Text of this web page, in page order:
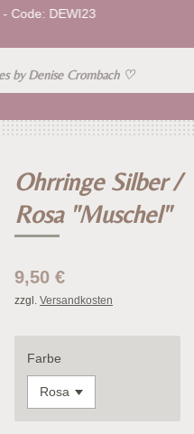
by Denise Crombach ♡
Code: DEWI23
Ohrringe Silber /
Rosa "Muschel"
9,50 €
zzgl. Versandkosten
Farbe